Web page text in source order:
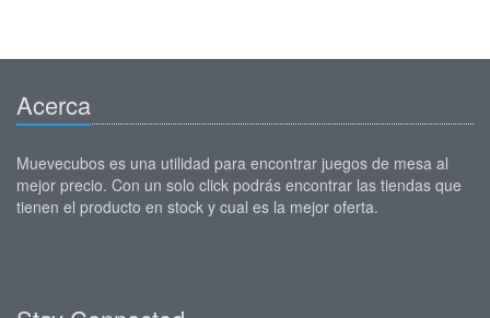
Acerca
Muevecubos es una utilidad para encontrar juegos de mesa al
mejor precio. Con un solo click podrás encontrar las tiendas que
tienen el producto en stock y cual es la mejor oferta.